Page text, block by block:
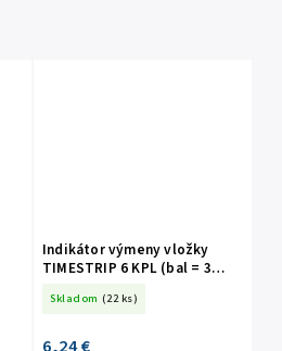
Indikátor výmeny vložky
TIMESTRIP 6 KPL (bal = 3
Skladom (22 ks)